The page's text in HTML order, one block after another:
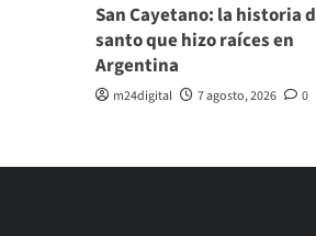
San Cayetano: la historia
santo que hizo raíces en
Argentina
m24digital 7 agosto, 2026 0